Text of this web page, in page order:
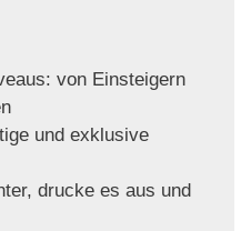
von Einsteigern
und exklusive
drucke es aus und